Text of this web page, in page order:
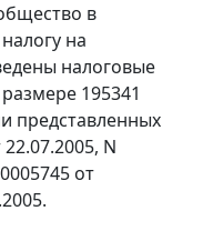
в
на
налоговые
195341
представленных
N
от